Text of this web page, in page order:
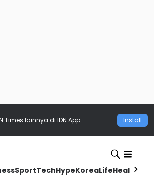
Times lainnya di IDN App Install
SportTechHypeKoreaLifeHealth